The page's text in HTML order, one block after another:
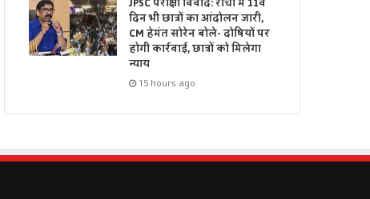
दिन भी छात्रों का आंदोलन जारी,
CM हेमंत सोरेन बोले- दोषियों पर
होगी कार्रवाई, छात्रों को मिलेगा
न्याय
15 hours ago